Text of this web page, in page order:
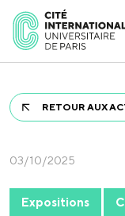
RETOUR AUX
03/10/2025
Expositions